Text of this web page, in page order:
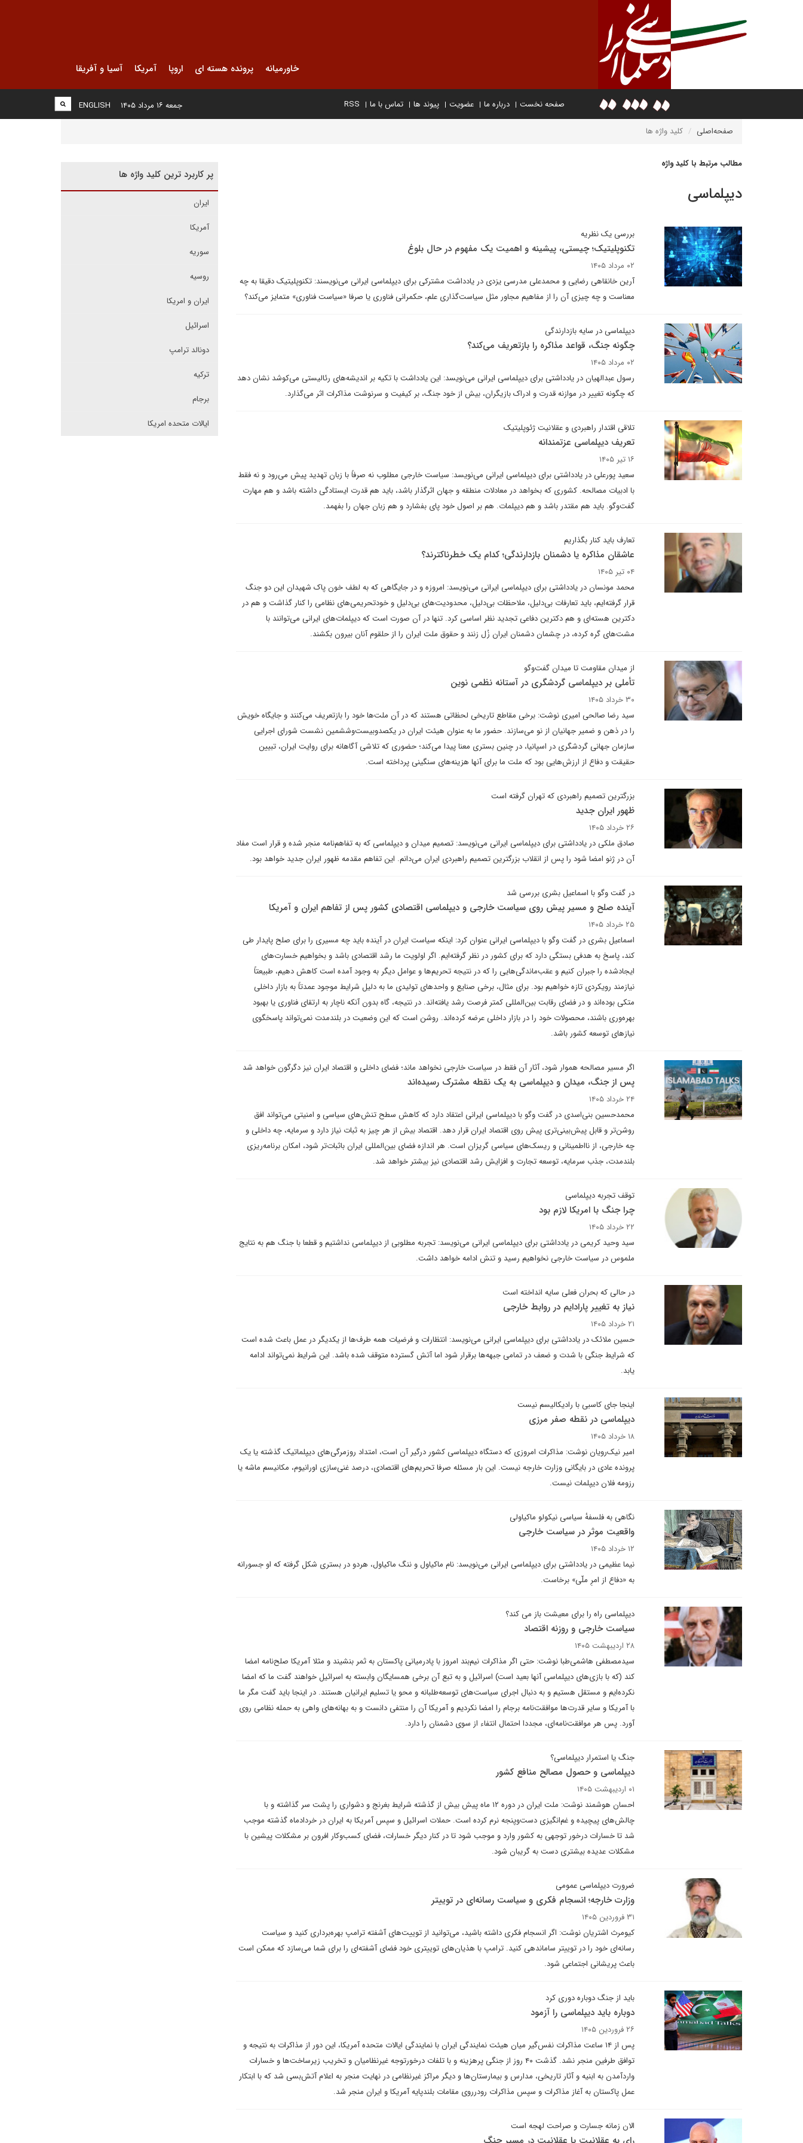
خاورمیانه پرونده هسته ای اروپا آمریکا آسیا و آفریقا
صفحه نخست درباره ما عضویت پیوند ها تماس با ما RSS
ENGLISH جمعه ۱۶ مرداد ۱۴۰۵
صفحه‌اصلی کلید واژه ها
مطالب مرتبط با کلید واژه
دیپلماسی
بررسی یک نظریه
تکنوپلیتیک؛ چیستی، پیشینه و اهمیت یک مفهوم در حال بلوغ
۰۲ مرداد ۱۴۰۵
آرین خانقاهی رضایی و محمدعلی مدرسی یزدی در یادداشت مشترکی برای دیپلماسی ایرانی می‌نویسند: تکنوپلیتیک دقیقا به چه
معناست و چه چیزی آن را از مفاهیم مجاور مثل سیاست‌گذاری علم، حکمرانی فناوری یا صرفا «سیاست فناوری» متمایز می‌کند؟
دیپلماسی در سایه بازدارندگی
چگونه جنگ، قواعد مذاکره را بازتعریف می‌کند؟
۰۲ مرداد ۱۴۰۵
رسول عبدالهیان در یادداشتی برای دیپلماسی ایرانی می‌نویسد: این یادداشت با تکیه بر اندیشه‌های رئالیستی می‌کوشد نشان دهد
که چگونه تغییر در موازنه قدرت و ادراک بازیگران، بیش از خود جنگ، بر کیفیت و سرنوشت مذاکرات اثر می‌گذارد.
تلاقی اقتدار راهبردی و عقلانیت ژئوپلیتیک
تعریف دیپلماسی عزتمندانه
۱۶ تیر ۱۴۰۵
سعید پورعلی در یادداشتی برای دیپلماسی ایرانی می‌نویسد: سیاست خارجی مطلوب نه صرفاً با زبان تهدید پیش می‌رود و نه فقط
با ادبیات مصالحه. کشوری که بخواهد در معادلات منطقه و جهان اثرگذار باشد، باید هم قدرت ایستادگی داشته باشد و هم مهارت
گفت‌وگو. باید هم مقتدر باشد و هم دیپلمات. هم بر اصول خود پای بفشارد و هم زبان جهان را بفهمد.
تعارف باید کنار بگذاریم
عاشقان مذاکره یا دشمنان بازدارندگی؛ کدام یک خطرناکترند؟
۰۴ تیر ۱۴۰۵
محمد مونسان در یادداشتی برای دیپلماسی ایرانی می‌نویسد: امروزه و در جایگاهی که به لطف خون پاک شهیدان این دو جنگ
قرار گرفته‌ایم، باید تعارفات بی‌دلیل، ملاحظات بی‌دلیل، محدودیت‌های بی‌دلیل و خودتحریمی‌های نظامی را کنار گذاشت و هم در
دکترین هسته‌ای و هم دکترین دفاعی تجدید نظر اساسی کرد. تنها در آن صورت است که دیپلمات‌های ایرانی می‌توانند با
مشت‌های گره کرده، در چشمان دشمنان ایران زُل زنند و حقوق ملت ایران را از حلقوم آنان بیرون بکشند.
از میدان مقاومت تا میدان گفت‌وگو
تأملی بر دیپلماسی گردشگری در آستانه نظمی نوین
۳۰ خرداد ۱۴۰۵
سید رضا صالحی امیری نوشت: برخی مقاطع تاریخی لحظاتی هستند که در آن ملت‌ها خود را بازتعریف می‌کنند و جایگاه خویش
را در ذهن و ضمیر جهانیان از نو می‌سازند. حضور ما به عنوان هیئت ایران در یکصدوبیست‌وششمین نشست شورای اجرایی
سازمان جهانی گردشگری در اسپانیا، در چنین بستری معنا پیدا می‌کند؛ حضوری که تلاشی آگاهانه برای روایت ایران، تبیین
حقیقت و دفاع از ارزش‌هایی بود که ملت ما برای آنها هزینه‌های سنگینی پرداخته است.
بزرگترین تصمیم راهبردی که تهران گرفته است
ظهور ایران جدید
۲۶ خرداد ۱۴۰۵
صادق ملکی در یادداشتی برای دیپلماسی ایرانی می‌نویسد: تصمیم میدان و دیپلماسی که به تفاهم‌نامه منجر شده و قرار است مفاد
آن در ژنو امضا شود را پس از انقلاب بزرگترین تصمیم راهبردی ایران می‌دانم. این تفاهم مقدمه ظهور ایران جدید خواهد بود.
در گفت وگو با اسماعیل بشری بررسی شد
آینده صلح و مسیر پیش روی سیاست خارجی و دیپلماسی اقتصادی کشور پس از تفاهم ایران و آمریکا
۲۵ خرداد ۱۴۰۵
اسماعیل بشری در گفت وگو با دیپلماسی ایرانی عنوان کرد: اینکه سیاست ایران در آینده باید چه مسیری را برای صلح پایدار طی
کند، پاسخ به هدفی بستگی دارد که برای کشور در نظر گرفته‌ایم. اگر اولویت ما رشد اقتصادی باشد و بخواهیم خسارت‌های
ایجادشده را جبران کنیم و عقب‌ماندگی‌هایی را که در نتیجه تحریم‌ها و عوامل دیگر به وجود آمده است کاهش دهیم، طبیعتاً
نیازمند رویکردی تازه خواهیم بود. برای مثال، برخی صنایع و واحدهای تولیدی ما به دلیل شرایط موجود عمدتاً به بازار داخلی
متکی بوده‌اند و در فضای رقابت بین‌المللی کمتر فرصت رشد یافته‌اند. در نتیجه، گاه بدون آنکه ناچار به ارتقای فناوری یا بهبود
بهره‌وری باشند، محصولات خود را در بازار داخلی عرضه کرده‌اند. روشن است که این وضعیت در بلندمدت نمی‌تواند پاسخگوی
نیازهای توسعه کشور باشد.
اگر مسیر مصالحه هموار شود، آثار آن فقط در سیاست خارجی نخواهد ماند؛ فضای داخلی و اقتصاد ایران نیز دگرگون خواهد شد
پس از جنگ، میدان و دیپلماسی به یک نقطه مشترک رسیده‌اند
۲۴ خرداد ۱۴۰۵
محمدحسین بنی‌اسدی در گفت وگو با دیپلماسی ایرانی اعتقاد دارد که کاهش سطح تنش‌های سیاسی و امنیتی می‌تواند افق
روشن‌تر و قابل پیش‌بینی‌تری پیش روی اقتصاد ایران قرار دهد. اقتصاد بیش از هر چیز به ثبات نیاز دارد و سرمایه، چه داخلی و
چه خارجی، از نااطمینانی و ریسک‌های سیاسی گریزان است. هر اندازه فضای بین‌المللی ایران باثبات‌تر شود، امکان برنامه‌ریزی
بلندمدت، جذب سرمایه، توسعه تجارت و افزایش رشد اقتصادی نیز بیشتر خواهد شد.
توقف تجربه دیپلماسی
چرا جنگ با امریکا لازم بود
۲۲ خرداد ۱۴۰۵
سید وحید کریمی در یادداشتی برای دیپلماسی ایرانی می‌نویسد: تجربه مطلوبی از دیپلماسی نداشتیم و قطعا با جنگ هم به نتایج
ملموس در سیاست خارجی نخواهیم رسید و تنش ادامه خواهد داشت.
در حالی که بحران فعلی سایه انداخته است
نیاز به تغییر پارادایم در روابط خارجی
۲۱ خرداد ۱۴۰۵
حسین ملائک در یادداشتی برای دیپلماسی ایرانی می‌نویسد: انتظارات و فرضیات همه طرف‌ها از یکدیگر در عمل باعث شده است
که شرایط جنگی با شدت و ضعف در تمامی جبهه‌ها برقرار شود اما آتش گسترده متوقف شده باشد. این شرایط نمی‌تواند ادامه
یابد.
اینجا جای کاسبی با رادیکالیسم نیست
دیپلماسی در نقطه صفر مرزی
۱۸ خرداد ۱۴۰۵
امیر نیک‌رویان نوشت: مذاکرات امروزی که دستگاه دیپلماسی کشور درگیر آن است، امتداد روزمرگی‌های دیپلماتیک گذشته یا یک
پرونده عادی در بایگانی وزارت خارجه نیست. این‌ بار مسئله صرفا تحریم‌های اقتصادی، درصد غنی‌سازی اورانیوم، مکانیسم ماشه یا
رزومه فلان دیپلمات نیست.
نگاهی به فلسفهٔ سیاسی نیکولو ماکیاولی
واقعیت موثر در سیاست خارجی
۱۲ خرداد ۱۴۰۵
نیما عظیمی در یادداشتی برای دیپلماسی ایرانی می‌نویسد: نام ماکیاول و ننگ ماکیاول، هردو در بستری شکل گرفته که او جسورانه
به «دفاع از امرِ ملّی» برخاست.
دیپلماسی راه را برای معیشت باز می کند؟
سیاست خارجی و روزنه اقتصاد
۲۸ اردیبهشت ۱۴۰۵
سیدمصطفی هاشمی‌طبا نوشت: حتی اگر مذاکرات نیم‌بند امروز با پادرمیانی پاکستان به ثمر بنشیند و مثلا آمریکا صلح‌نامه امضا
کند (که با بازی‌های دیپلماسی آنها بعید است) اسرائیل و به تبع آن برخی همسایگان وابسته به اسرائیل خواهند گفت ما که امضا
نکرده‌ایم و مستقل هستیم و به دنبال اجرای سیاست‌های توسعه‌طلبانه و محو یا تسلیم ایرانیان هستند. در اینجا باید گفت مگر ما
با آمریکا و سایر قدرت‌ها موافقت‌نامه برجام را امضا نکردیم و آمریکا آن را منتفی دانست و به بهانه‌های واهی به حمله نظامی روی
آورد. پس هر موافقت‌نامه‌ای، مجددا احتمال انتفاء از سوی دشمنان را دارد.
جنگ یا استمرار دیپلماسی؟
دیپلماسی و حصول مصالح منافع کشور
۰۱ اردیبهشت ۱۴۰۵
احسان هوشمند نوشت: ملت ایران در دوره ۱۲ ماه پیش بیش از گذشته‌ شرایط بغرنج و دشواری را پشت سر گذاشته و با
چالش‌های پیچیده و غم‌انگیزی دست‌و‌پنجه نرم کرده است. حملات اسرائیل و سپس آمریکا به ایران در خردادماه گذشته موجب
شد تا خسارات درخور توجهی به کشور وارد و موجب شود تا در کنار دیگر خسارات، فضای کسب‌وکار افرون بر مشکلات پیشین با
مشکلات عدیده بیشتری دست به گریبان شود.
ضرورت دیپلماسی عمومی
وزارت خارجه؛ انسجام فکری و سیاست رسانه‌ای در توییتر
۳۱ فروردین ۱۴۰۵
کیومرث اشتریان نوشت: اگر انسجام فکری داشته باشید، می‌توانید از توییت‌های آشفته ترامپ بهره‌برداری کنید و سیاست
رسانه‌ای خود را در توییتر ساماندهی کنید. ترامپ با هذیان‌های توییتری خود فضای آشفته‌ای را برای شما می‌سازد که ممکن است
باعث پریشانی اجتماعی شود.
باید از جنگ دوباره دوری کرد
دوباره باید دیپلماسی را آزمود
۲۶ فروردین ۱۴۰۵
پس از ۱۴ ساعت مذاکرات نفس‌گیر میان هیئت نمایندگی ایران با نمایندگی ایالات متحده آمریکا، این دور از مذاکرات به نتیجه و
توافق طرفین منجر نشد. گذشت ۴۰ روز از جنگی پرهزینه و با تلفات درخورتوجه غیرنظامیان و تخریب زیرساخت‌ها و خسارات
واردآمدن به ابنیه و آثار تاریخی، مدارس و بیمارستان‌ها و دیگر مراکز غیرنظامی در نهایت منجر به اعلام آتش‌بسی شد که با ابتکار
عمل پاکستان به آغاز مذاکرات و سپس مذاکرات رودرروی مقامات بلندپایه آمریکا و ایران منجر شد.
الان زمانه جسارت و صراحت لهجه است
پر کاربرد ترین کلید واژه ها
ایران
آمریکا
سوریه
روسیه
ایران و امریکا
اسرائیل
دونالد ترامپ
ترکیه
برجام
ایالات متحده امریکا